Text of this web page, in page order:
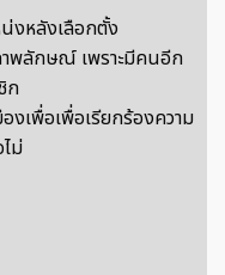
น่งหลังเลือกตั้ง
าพลักษณ์ เพราะมีคนอีก
ก
งเพื่อเพื่อเรียกร้องความ
ม่